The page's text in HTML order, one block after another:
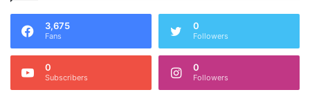
3,675
Fans
0
Followers
0
Subscribers
0
Followers